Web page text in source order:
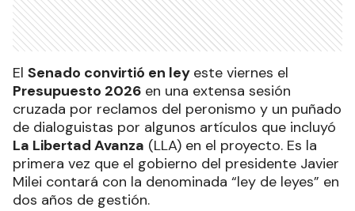
El Senado convirtió en ley este viernes el
Presupuesto 2026 en una extensa sesión
cruzada por reclamos del peronismo y un puñado
de dialoguistas por algunos artículos que incluyó
La Libertad Avanza (LLA) en el proyecto. Es la
primera vez que el gobierno del presidente Javier
Milei contará con la denominada “ley de leyes” en
dos años de gestión.